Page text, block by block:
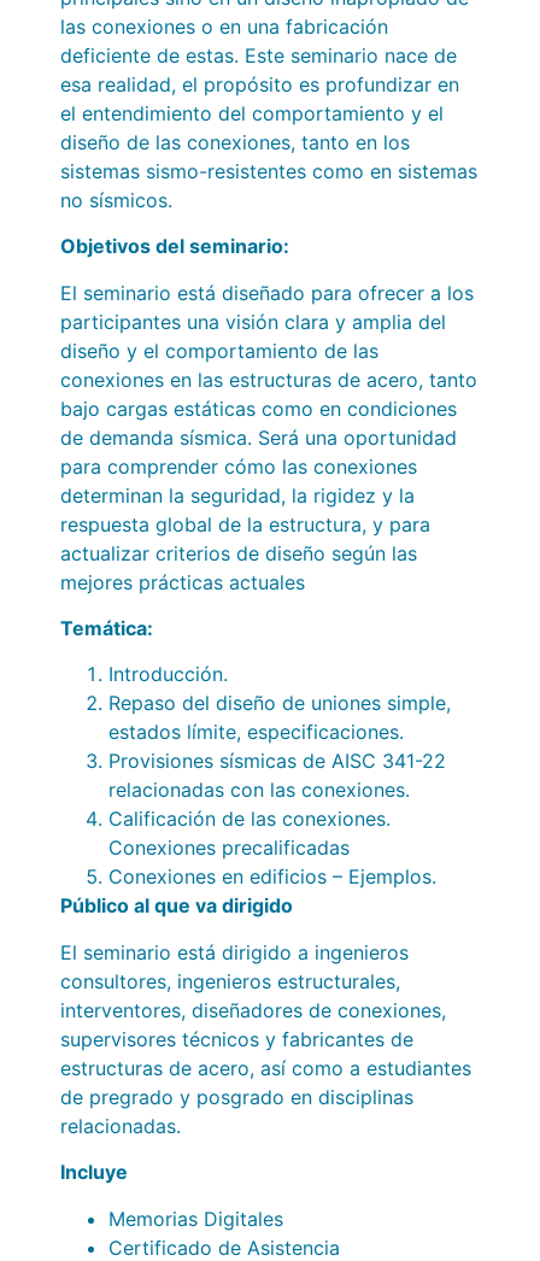
las conexiones o en una fabricación
deficiente de estas. Este seminario nace de
esa realidad, el propósito es profundizar en
el entendimiento del comportamiento y el
diseño de las conexiones, tanto en los
sistemas sismo-resistentes como en sistemas
no sísmicos.
Objetivos del seminario:
El seminario está diseñado para ofrecer a los
participantes una visión clara y amplia del
diseño y el comportamiento de las
conexiones en las estructuras de acero, tanto
bajo cargas estáticas como en condiciones
de demanda sísmica. Será una oportunidad
para comprender cómo las conexiones
determinan la seguridad, la rigidez y la
respuesta global de la estructura, y para
actualizar criterios de diseño según las
mejores prácticas actuales
Temática:
Introducción.
Repaso del diseño de uniones simple,
estados límite, especificaciones.
Provisiones sísmicas de AISC 341-22
relacionadas con las conexiones.
Calificación de las conexiones.
Conexiones precalificadas
Conexiones en edificios – Ejemplos.
Público al que va dirigido
El seminario está dirigido a ingenieros
consultores, ingenieros estructurales,
interventores, diseñadores de conexiones,
supervisores técnicos y fabricantes de
estructuras de acero, así como a estudiantes
de pregrado y posgrado en disciplinas
relacionadas.
Incluye
Memorias Digitales
Certificado de Asistencia